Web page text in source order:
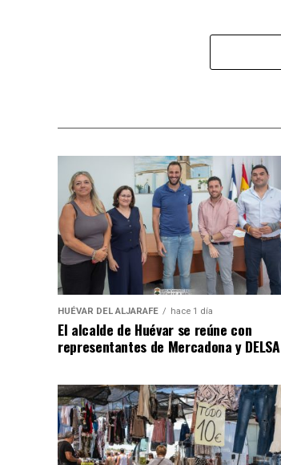
HUÉVAR DEL ALJARAFE hace 1 día
El alcalde de Huévar se reúne con
representantes de Mercadona y DELSA